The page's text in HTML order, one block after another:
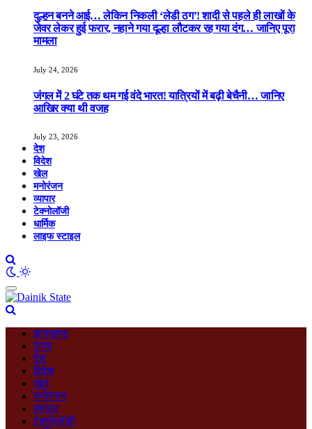
दुल्हन बनने आई… लेकिन निकली ‘लेडी ठग’! शादी से पहले ही लाखों के
जेवर लेकर हुई फरार, नहाने गया दूल्हा लौटकर रह गया दंग… जानिए पूरा
मामला
July 24, 2026
जंगल में 2 घंटे तक थम गई वंदे भारत! यात्रियों में बढ़ी बेचैनी… जानिए
आखिर क्या थी वजह
July 23, 2026
देश
विदेश
खेल
मनोरंजन
व्यापार
टेक्नोलॉजी
धार्मिक
लाइफ स्टाइल
झारखण्ड
राज्य
देश
विदेश
खेल
मनोरंजन
व्यापार
टेक्नोलॉजी